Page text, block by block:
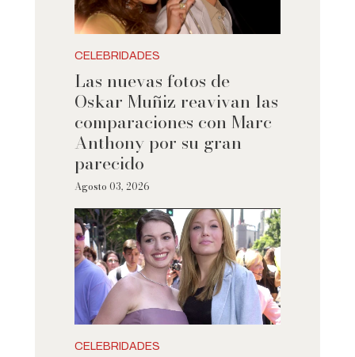
CELEBRIDADES
Las nuevas fotos de
Oskar Muñiz reavivan las
comparaciones con Marc
Anthony por su gran
parecido
Agosto 03, 2026
CELEBRIDADES